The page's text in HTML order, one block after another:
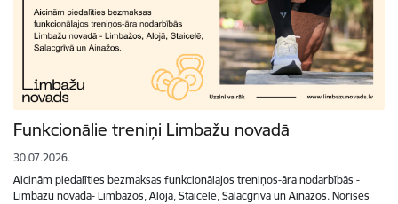
Funkcionālie treniņi Limbažu novadā
30.07.2026.
Aicinām piedalīties bezmaksas funkcionālajos treniņos-āra nodarbībās -
Limbažu novadā- Limbažos, Alojā, Staicelē, Salacgrīvā un Ainažos. Norises